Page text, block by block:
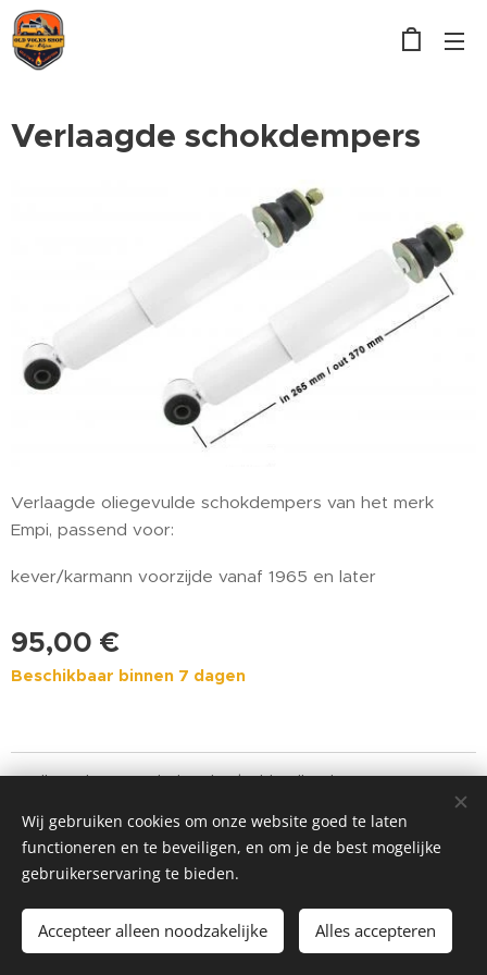
Verlaagde schokdempers
Verlaagde oliegevulde schokdempers van het merk
Empi, passend voor:
kever/karmann voorzijde vanaf 1965 en later
95,00 €
Beschikbaar binnen 7 dagen
Toevoegen aan de winkelwagen
Alle rechten voorbehouden | Old Volks Shop, concept van
Cookies
Wij gebruiken cookies om onze website goed te laten
functioneren en te beveiligen, en om je de best mogelijke
gebruikerservaring te bieden.
Accepteer alleen noodzakelijke Alles accepteren